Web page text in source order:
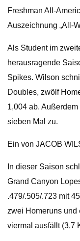
Freshman All-
Auszeichnung „All-
Als Student im
herausragende
Spikes. Wilson
Doubles, zwölf
1,004 ab.
sieben Mal zu.
Ein von JACOB
In dieser Saison
Grand Canyon
.479/.505/.723 mit
zwei Homeruns und
viermal ausfällt (3,7